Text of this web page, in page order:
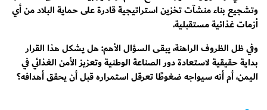
وتشجيع بناء منشآت تخزين استراتيجية قادرة على حماية البلاد من أي
أزمات غذائية مستقبلية.
وفي ظل الظروف الراهنة، يبقى السؤال الأهم: هل يشكل هذا القرار
بداية حقيقية لاستعادة دور الصناعة الوطنية وتعزيز الأمن الغذائي في
اليمن، أم أنه سيواجه ضغوطًا تعرقل استمراره قبل أن يحقق أهدافه؟